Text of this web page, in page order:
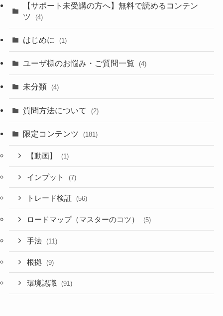
【サポート未受講の方へ】無料で読めるコンテン
ツ
(4)
はじめに (1)
ユーザ様のお悩み・ご質問一覧 (4)
未分類 (4)
質問方法について (2)
限定コンテンツ (181)
【動画】 (1)
インプット (7)
トレード検証 (56)
ロードマップ（マスターのコツ） (5)
手法 (11)
根拠 (9)
環境認識 (91)